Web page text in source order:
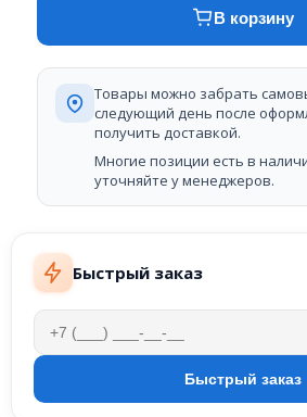
Быстрый заказ
В корзину
Товары можно забрать
следующий день после
получить доставкой.
Многие позиции есть в
уточняйте у менеджеров.